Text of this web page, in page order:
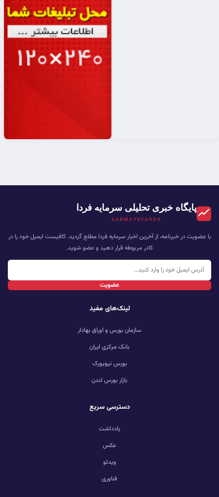
پایگاه خبری تحلیلی سرمایه فردا
SARMAYEFARDA
با عضویت در خبرنامه، از آخرین اخبار سرمایه فردا مطلع گردید. کافیست ایمیل خود را در
کادر مربوطه قرار دهید و عضو شوید.
عضویت
لینک‌های مفید
سازمان بورس و اوراق بهادار
بانک مرکزی ایران
بورس نیویورک
بازار بورس لندن
دسترسی سریع
یادداشت
عکس
ویدئو
فناوری